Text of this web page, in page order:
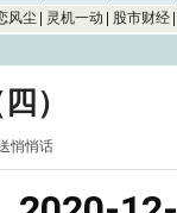
风尘 灵机一动 股市财经
）
悄悄话